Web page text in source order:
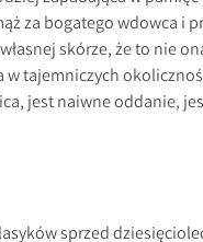
za bogatego wdowca i
skórze, że to nie
tajemniczych
jest naiwne oddanie,
sprzed